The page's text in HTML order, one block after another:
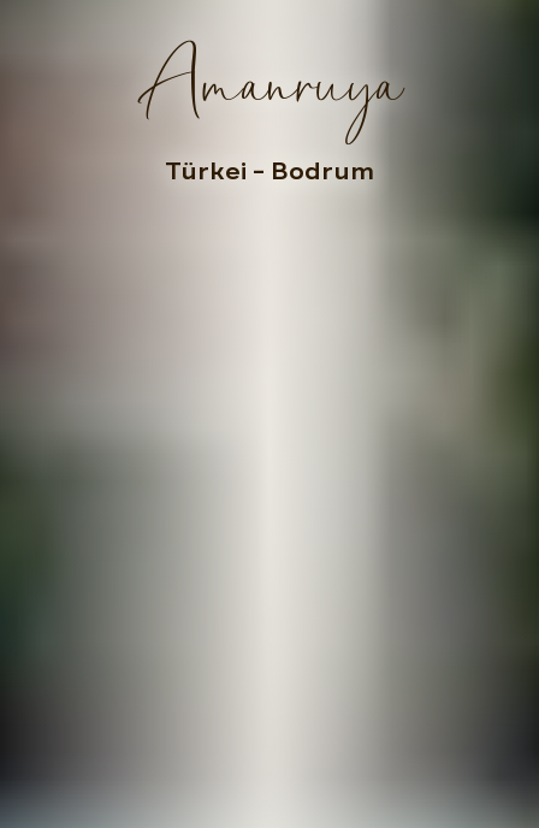
Amanruya
Türkei – Bodrum